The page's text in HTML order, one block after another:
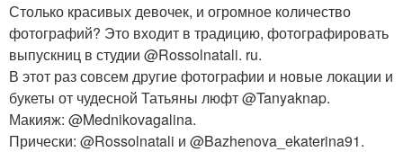
Столько красивых девочек, и огромное количество
фотографий? Это входит в традицию, фотографировать
выпускниц в студии @Rossolnatali. ru.
В этот раз совсем другие фотографии и новые локации и
букеты от чудесной Татьяны люфт @Tanyaknap.
Макияж: @Mednikovagalina.
Прически: @Rossolnatali и @Bazhenova_ekaterina91.